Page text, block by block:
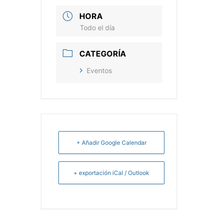
HORA
Todo el día
CATEGORÍA
Eventos
+ Añadir Google Calendar
+ exportación iCal / Outlook